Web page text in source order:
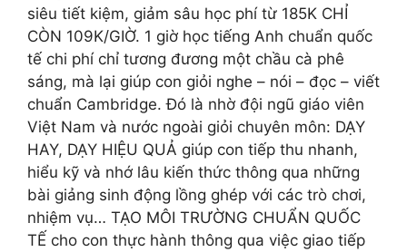
siêu tiết kiệm, giảm sâu học phí từ 185K CHỈ
CÒN 109K/GIỜ. 1 giờ học tiếng Anh chuẩn quốc
tế chi phí chỉ tương đương một chầu cà phê
sáng, mà lại giúp con giỏi nghe – nói – đọc – viết
chuẩn Cambridge. Đó là nhờ đội ngũ giáo viên
Việt Nam và nước ngoài giỏi chuyên môn: DẠY
HAY, DẠY HIỆU QUẢ giúp con tiếp thu nhanh,
hiểu kỹ và nhớ lâu kiến thức thông qua những
bài giảng sinh động lồng ghép với các trò chơi,
nhiệm vụ… TẠO MÔI TRƯỜNG CHUẨN QUỐC
TẾ cho con thực hành thông qua việc giao tiếp